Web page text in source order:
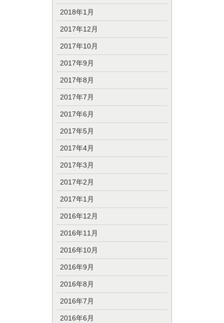
2018年1月
2017年12月
2017年10月
2017年9月
2017年8月
2017年7月
2017年6月
2017年5月
2017年4月
2017年3月
2017年2月
2017年1月
2016年12月
2016年11月
2016年10月
2016年9月
2016年8月
2016年7月
2016年6月